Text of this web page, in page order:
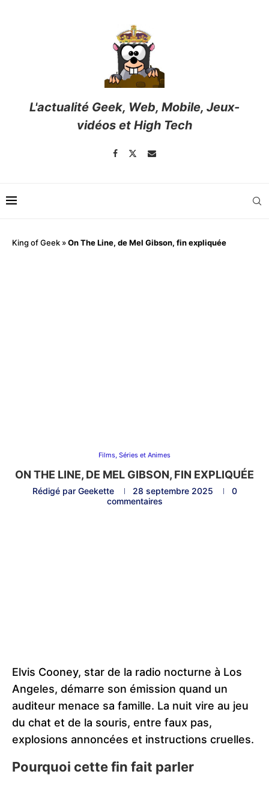
L'actualité Geek, Web, Mobile, Jeux-
vidéos et High Tech
King of Geek »On The Line, de Mel Gibson, fin expliquée
Films, Séries et Animes
ON THE LINE, DE MEL GIBSON, FIN EXPLIQUÉE
Rédigé par Geekette 28 septembre 2025
0
commentaires
Elvis Cooney, star de la radio nocturne à Los
Angeles, démarre son émission quand un
auditeur menace sa famille. La nuit vire au jeu
du chat et de la souris, entre faux pas,
explosions annoncées et instructions cruelles.
Pourquoi cette fin fait parler